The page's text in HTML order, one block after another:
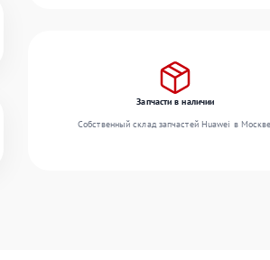
Запчасти в наличии
Собственный склад запчастей Huawei в